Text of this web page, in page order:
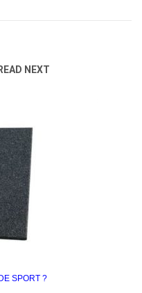
NEXT
SPORT ?